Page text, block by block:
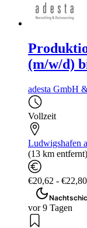
(m/w/d)
adesta GmbH
Vollzeit
Ludwigshafen
(13 km entfernt)
€20,62 -
vor 9 Tagen